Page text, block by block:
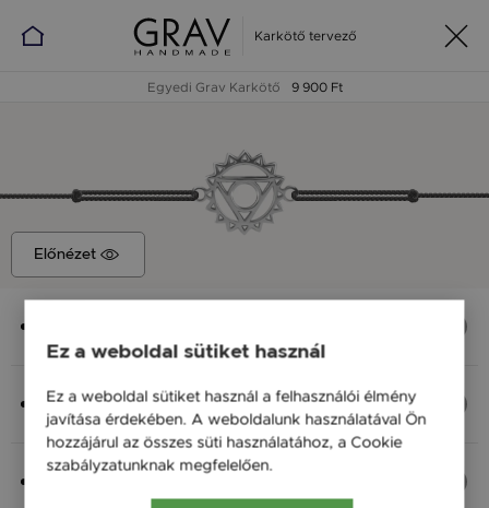
Karkötő tervező
Egyedi Grav Karkötő 9 900 Ft
Előnézet
Ezüst 925, M - kb 18 cm
9 900 Ft
Fonal
Ez a weboldal sütiket használ
Ez a weboldal sütiket használ a felhasználói élmény
javítása érdekében. A weboldalunk használatával Ön
hozzájárul az összes süti használatához, a Cookie
szabályzatunknak megfelelően.